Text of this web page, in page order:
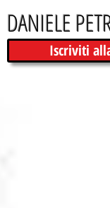
DANIELE
Iscriviti